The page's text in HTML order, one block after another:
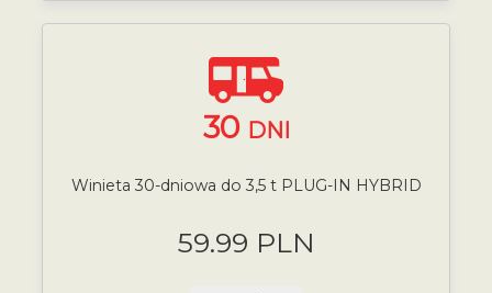
30 DNI
Winieta 30-dniowa do 3,5 t PLUG-IN HYBRID
59.99 PLN